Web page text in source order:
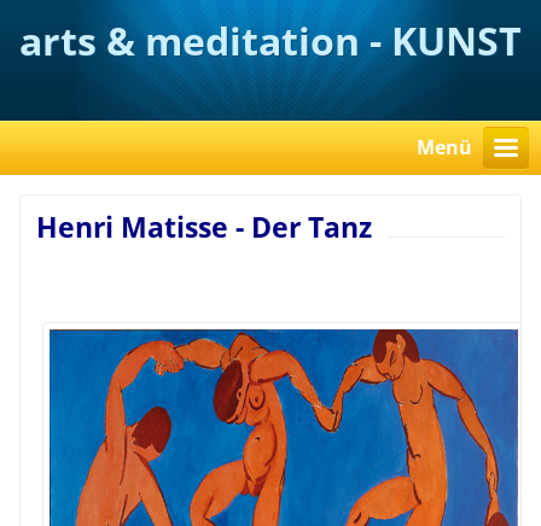
arts & meditation - KUNST
verstehen
Menü
Henri Matisse - Der Tanz